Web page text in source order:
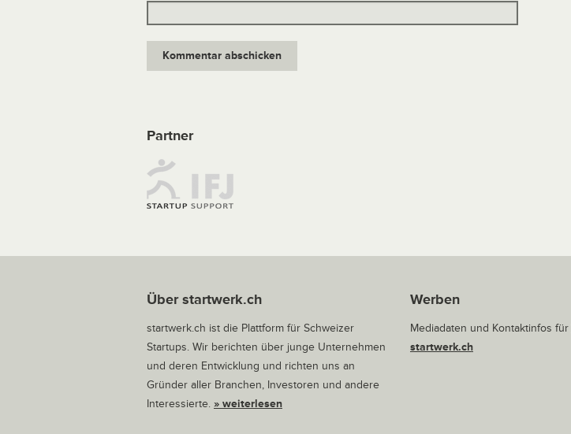
Partner
Über startwerk.ch
startwerk.ch ist die Plattform für Schweizer
Startups. Wir berichten über junge Unternehmen
und deren Entwicklung und richten uns an
Gründer aller Branchen, Investoren und andere
Interessierte. » weiterlesen
Werben
Mediadaten und Kontaktinfos für
startwerk.ch